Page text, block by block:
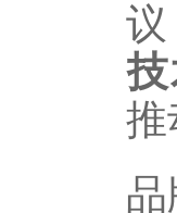
议
推